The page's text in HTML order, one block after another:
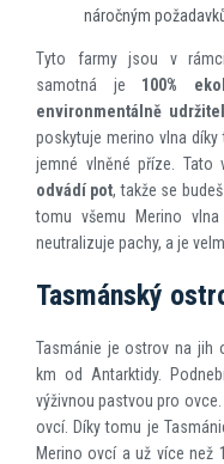
náročným
Tyto farmy jsou v rámci
samotná je 100%
environmentálně
poskytuje merino vlna
jemné vlněné příze. Tato
odvádí pot, takže se
tomu všemu Merino
neutralizuje pachy, a je
Tasmánský
Tasmánie je ostrov na jih
km od Antarktidy.
výživnou pastvou pro
ovcí. Díky tomu je
Merino ovcí a už více než